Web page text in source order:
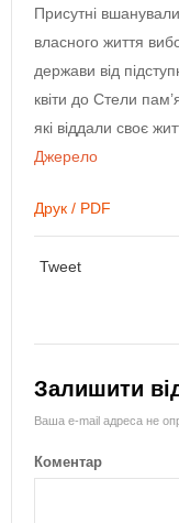
Присутні
власного життя
держави від
квіти до Стели
які віддали своє
Джерело
Друк / PDF
Tweet
Залишити
Ваша e-mail адреса не
Коментар